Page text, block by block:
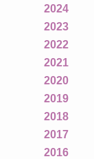
2024
2023
2022
2021
2020
2019
2018
2017
2016